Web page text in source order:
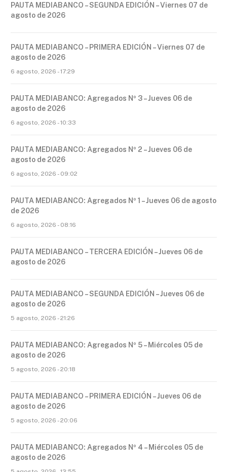
PAUTA MEDIABANCO – SEGUNDA EDICIÓN – Viernes 07 de
agosto de 2026
PAUTA MEDIABANCO – PRIMERA EDICIÓN – Viernes 07 de
agosto de 2026
6 agosto, 2026 - 17:29
PAUTA MEDIABANCO: Agregados Nº 3 – Jueves 06 de
agosto de 2026
6 agosto, 2026 - 10:33
PAUTA MEDIABANCO: Agregados Nº 2 – Jueves 06 de
agosto de 2026
6 agosto, 2026 - 09:02
PAUTA MEDIABANCO: Agregados Nº 1 – Jueves 06 de agosto
de 2026
6 agosto, 2026 - 08:16
PAUTA MEDIABANCO – TERCERA EDICIÓN – Jueves 06 de
agosto de 2026
PAUTA MEDIABANCO – SEGUNDA EDICIÓN – Jueves 06 de
agosto de 2026
5 agosto, 2026 - 21:26
PAUTA MEDIABANCO: Agregados Nº 5 – Miércoles 05 de
agosto de 2026
5 agosto, 2026 - 20:18
PAUTA MEDIABANCO – PRIMERA EDICIÓN – Jueves 06 de
agosto de 2026
5 agosto, 2026 - 20:06
PAUTA MEDIABANCO: Agregados Nº 4 – Miércoles 05 de
agosto de 2026